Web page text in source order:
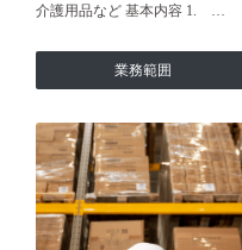
介護用品など 基本内容 1. …
業務範囲